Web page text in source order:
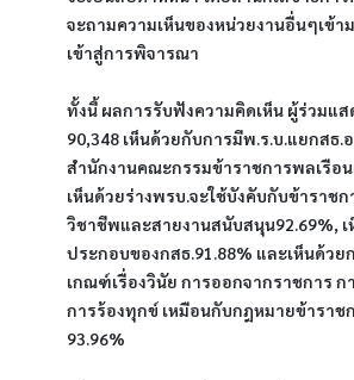
จะถามความเห็นของหน่วยงานอื่นๆเข้
เข้าสู่การพิจารณา
ทั้งนี้ ผลการรับฟังความคิดเห็น ผู้ร่วมแส
90,348 เห็นด้วยกับการมีพ.ร.บ.แยกสธ.
สำนักงานคณะกรรมข้าราชการพลเรือน
เห็นด้วยร่างพรบ.จะใช้บังคับกับข้าราช
วิชาชีพและสายงานสนับสนุน92.69%, เ
ประกอบของกสธ.91.88% และเห็นด้ว
เกณฑ์เรื่องวินัย การออกจากราชการ
การร้องทุกข์ เหมือนกับกฎหมายข้าราช
93.96%